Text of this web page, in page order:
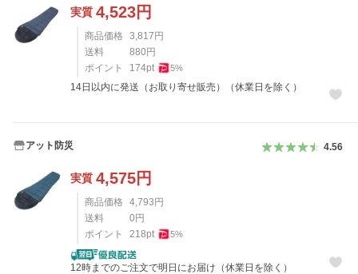
実質 4,523円
商品価格 3,817 円
送料
880 円
ポイント
174pt 5%
14日以内に発送（お取り寄せ販売）（休業日を除く）
アット防災 4.56
実質 4,575円
商品価格 4,793 円
送料
0 円
ポイント
218pt 5%
12時までのご注文で明日にお届け（休業日を除く）